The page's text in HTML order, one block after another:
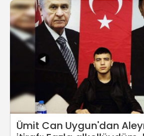
Ümit Can Uygun'dan